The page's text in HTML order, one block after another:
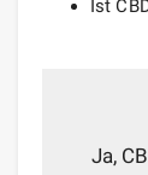
Ist
Ja,